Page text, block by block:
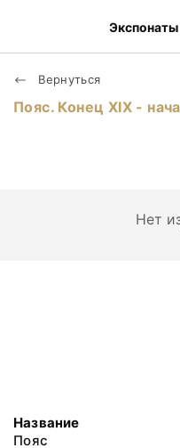
Экспонаты
Вернуться
Пояс. Конец ХIХ -
Нет
Название
Пояс